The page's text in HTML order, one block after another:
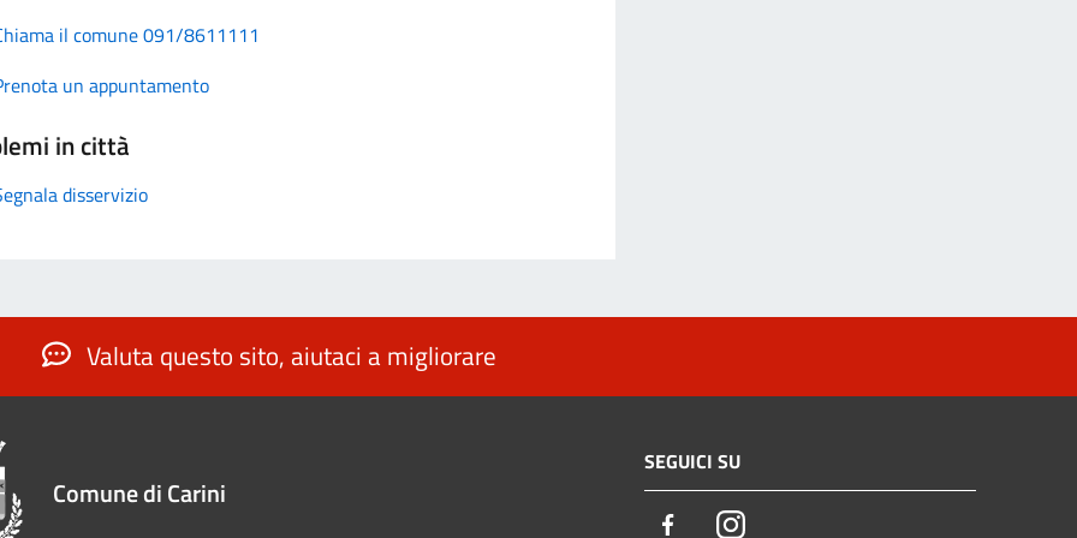
il comune 091/8611111
un appuntamento
in città
disservizio
Valuta questo sito, aiutaci a migliorare
Comune di Carini
SEGUICI SU
FacebookInstagram